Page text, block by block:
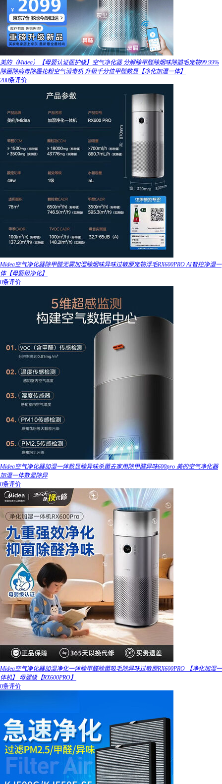
美的（Midea）【母婴认证医护级】空气净化器 分解除甲醛除烟味除猫毛宠物99.99%
除菌除病毒除霾花粉空气消毒机 升级千分位甲醛数显【净化加湿一体】
200条评价
Midea空气净化器除甲醛无雾加湿除烟味异味过敏原宠物浮毛RX600PRO AI智控净湿一
体【母婴级净化】
0条评价
Midea空气净化器加湿一体数显除异味杀菌去家用除甲醛异味600pro 美的空气净化器
加湿一体数显除异
0条评价
Midea空气净化器加湿净化一体除甲醛除菌吸毛除异味过敏原RX600PRO 【净化加湿一
体机】 母婴级【RX600PRO】
0条评价